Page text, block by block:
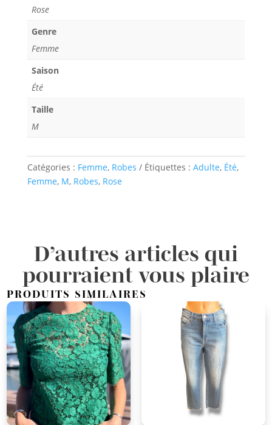
Rose
Genre
Femme
Saison
Été
Taille
M
Catégories : Femme, Robes Étiquettes : Adulte, Été,
Femme, M, Robes, Rose
D’autres articles qui
pourraient vous plaire
PRODUITS SIMILAIRES